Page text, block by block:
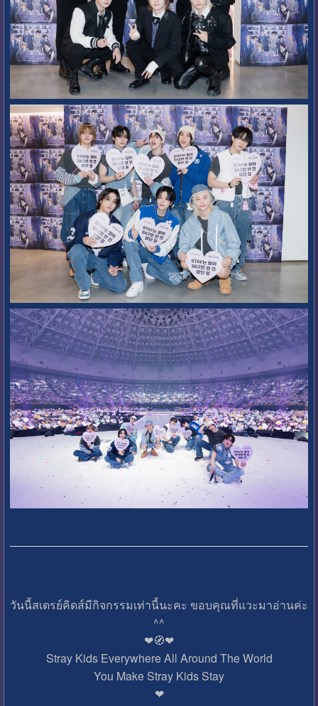
วันนี้สเตรย์คิดส์มีกิจกรรมเท่านี้นะคะ ขอบคุณที่แวะมาอ่านค่ะ
^^
❤🧭❤
Stray Kids Everywhere All Around The World
You Make Stray Kids Stay
❤